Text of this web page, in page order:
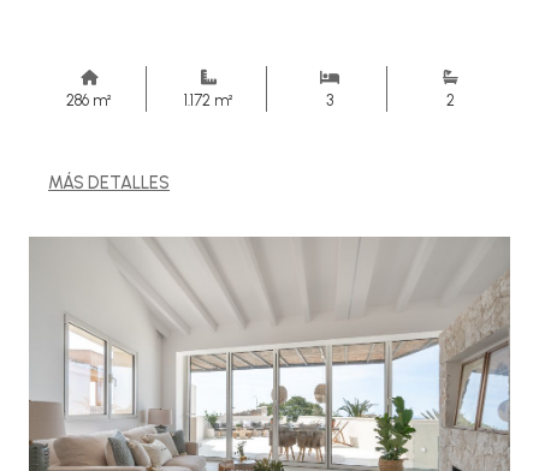
286 m² 1.172 m² 3 2
MÁS DETALLES